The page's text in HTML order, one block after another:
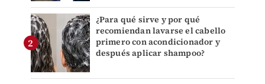
¿Para qué sirve y por qué
recomiendan lavarse el cabello
primero con acondicionador y
después aplicar shampoo?